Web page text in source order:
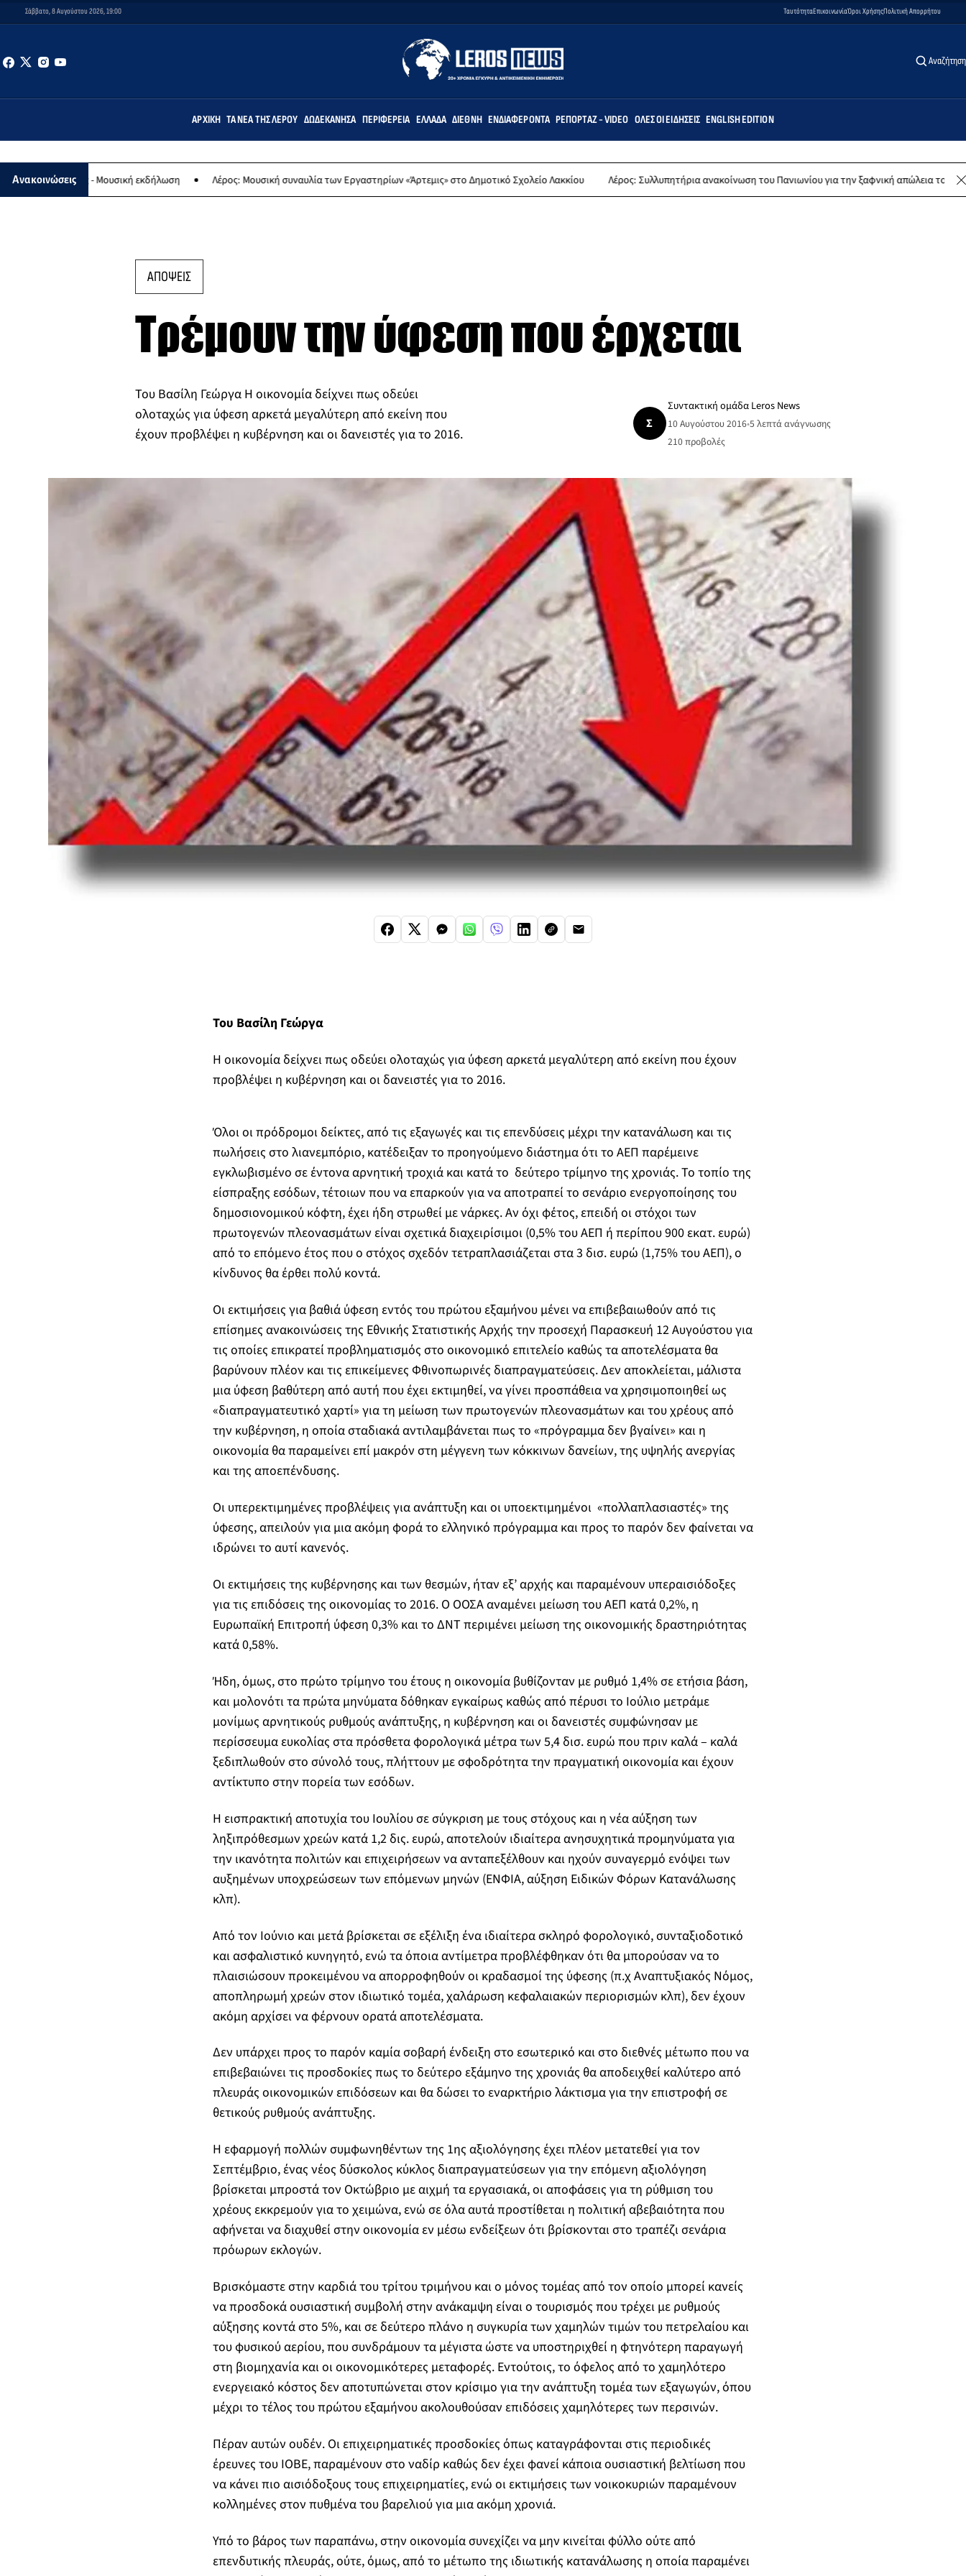
Σάββατο, 8 Αυγούστου 2026, 19:00 ΤαυτότηταΕπικοινωνίαΌροι ΧρήσηςΠολιτική Απορρήτου
Αναζήτηση
ΑΡΧΙΚΉ ΤΑ ΝΈΑ ΤΗΣ ΛΈΡΟΥ ΔΩΔΕΚΆΝΗΣΑ ΠΕΡΙΦΈΡΕΙΑ ΕΛΛΆΔΑ ΔΙΕΘΝΉ ΕΝΔΙΑΦΈΡΟΝΤΑ ΡΕΠΟΡΤΆΖ - VIDEO ΌΛΕΣ ΟΙ ΕΙΔΉΣΕΙΣ ENGLISH EDITION
Ανακοινώσεις
- Μουσική εκδήλωση Λέρος: Μουσική συναυλία των Εργαστηρίων «Άρτεμις» στο Δημοτικό Σχολείο Λακκίου Λέρος: Συλλυπητήρια ανακοίνωση του Πανιωνίου για την ξαφνική απώλεια του Δημήτρη
ΑΠΟΨΕΙΣ
Τρέμουν την ύφεση που έρχεται
Του Βασίλη Γεώργα Η οικονομία δείχνει πως οδεύει
ολοταχώς για ύφεση αρκετά μεγαλύτερη από εκείνη που
έχουν προβλέψει η κυβέρνηση και οι δανειστές για το 2016.
Σ
Συντακτική ομάδα Leros News
10 Αυγούστου 2016•5 λεπτά ανάγνωσης
210προβολές
Του Βασίλη Γεώργα
Η οικονομία δείχνει πως οδεύει ολοταχώς για ύφεση αρκετά μεγαλύτερη από εκείνη που έχουν
προβλέψει η κυβέρνηση και οι δανειστές για το 2016.
Όλοι οι πρόδρομοι δείκτες, από τις εξαγωγές και τις επενδύσεις μέχρι την κατανάλωση και τις
πωλήσεις στο λιανεμπόριο, κατέδειξαν το προηγούμενο διάστημα ότι το ΑΕΠ παρέμεινε
εγκλωβισμένο σε έντονα αρνητική τροχιά και κατά το δεύτερο τρίμηνο της χρονιάς. Το τοπίο της
είσπραξης εσόδων, τέτοιων που να επαρκούν για να αποτραπεί το σενάριο ενεργοποίησης του
δημοσιονομικού κόφτη, έχει ήδη στρωθεί με νάρκες. Αν όχι φέτος, επειδή οι στόχοι των
πρωτογενών πλεονασμάτων είναι σχετικά διαχειρίσιμοι (0,5% του ΑΕΠ ή περίπου 900 εκατ. ευρώ)
από το επόμενο έτος που ο στόχος σχεδόν τετραπλασιάζεται στα 3 δισ. ευρώ (1,75% του ΑΕΠ), ο
κίνδυνος θα έρθει πολύ κοντά.
Οι εκτιμήσεις για βαθιά ύφεση εντός του πρώτου εξαμήνου μένει να επιβεβαιωθούν από τις
επίσημες ανακοινώσεις της Εθνικής Στατιστικής Αρχής την προσεχή Παρασκευή 12 Αυγούστου για
τις οποίες επικρατεί προβληματισμός στο οικονομικό επιτελείο καθώς τα αποτελέσματα θα
βαρύνουν πλέον και τις επικείμενες Φθινοπωρινές διαπραγματεύσεις. Δεν αποκλείεται, μάλιστα
μια ύφεση βαθύτερη από αυτή που έχει εκτιμηθεί, να γίνει προσπάθεια να χρησιμοποιηθεί ως
«διαπραγματευτικό χαρτί» για τη μείωση των πρωτογενών πλεονασμάτων και του χρέους από
την κυβέρνηση, η οποία σταδιακά αντιλαμβάνεται πως το «πρόγραμμα δεν βγαίνει» και η
οικονομία θα παραμείνει επί μακρόν στη μέγγενη των κόκκινων δανείων, της υψηλής ανεργίας
και της αποεπένδυσης.
Οι υπερεκτιμημένες προβλέψεις για ανάπτυξη και οι υποεκτιμημένοι «πολλαπλασιαστές» της
ύφεσης, απειλούν για μια ακόμη φορά το ελληνικό πρόγραμμα και προς το παρόν δεν φαίνεται να
ιδρώνει το αυτί κανενός.
Οι εκτιμήσεις της κυβέρνησης και των θεσμών, ήταν εξ’ αρχής και παραμένουν υπεραισιόδοξες
για τις επιδόσεις της οικονομίας το 2016. Ο ΟΟΣΑ αναμένει μείωση του ΑΕΠ κατά 0,2%, η
Ευρωπαϊκή Επιτροπή ύφεση 0,3% και το ΔΝΤ περιμένει μείωση της οικονομικής δραστηριότητας
κατά 0,58%.
Ήδη, όμως, στο πρώτο τρίμηνο του έτους η οικονομία βυθίζονταν με ρυθμό 1,4% σε ετήσια βάση,
και μολονότι τα πρώτα μηνύματα δόθηκαν εγκαίρως καθώς από πέρυσι το Ιούλιο μετράμε
μονίμως αρνητικούς ρυθμούς ανάπτυξης, η κυβέρνηση και οι δανειστές συμφώνησαν με
περίσσευμα ευκολίας στα πρόσθετα φορολογικά μέτρα των 5,4 δισ. ευρώ που πριν καλά – καλά
ξεδιπλωθούν στο σύνολό τους, πλήττουν με σφοδρότητα την πραγματική οικονομία και έχουν
αντίκτυπο στην πορεία των εσόδων.
Η εισπρακτική αποτυχία του Ιουλίου σε σύγκριση με τους στόχους και η νέα αύξηση των
ληξιπρόθεσμων χρεών κατά 1,2 δις. ευρώ, αποτελούν ιδιαίτερα ανησυχητικά προμηνύματα για
την ικανότητα πολιτών και επιχειρήσεων να ανταπεξέλθουν και ηχούν συναγερμό ενόψει των
αυξημένων υποχρεώσεων των επόμενων μηνών (ΕΝΦΙΑ, αύξηση Ειδικών Φόρων Κατανάλωσης
κλπ).
Από τον Ιούνιο και μετά βρίσκεται σε εξέλιξη ένα ιδιαίτερα σκληρό φορολογικό, συνταξιοδοτικό
και ασφαλιστικό κυνηγητό, ενώ τα όποια αντίμετρα προβλέφθηκαν ότι θα μπορούσαν να το
πλαισιώσουν προκειμένου να απορροφηθούν οι κραδασμοί της ύφεσης (π.χ Αναπτυξιακός Νόμος,
αποπληρωμή χρεών στον ιδιωτικό τομέα, χαλάρωση κεφαλαιακών περιορισμών κλπ), δεν έχουν
ακόμη αρχίσει να φέρνουν ορατά αποτελέσματα.
Δεν υπάρχει προς το παρόν καμία σοβαρή ένδειξη στο εσωτερικό και στο διεθνές μέτωπο που να
επιβεβαιώνει τις προσδοκίες πως το δεύτερο εξάμηνο της χρονιάς θα αποδειχθεί καλύτερο από
πλευράς οικονομικών επιδόσεων και θα δώσει το εναρκτήριο λάκτισμα για την επιστροφή σε
θετικούς ρυθμούς ανάπτυξης.
Η εφαρμογή πολλών συμφωνηθέντων της 1ης αξιολόγησης έχει πλέον μετατεθεί για τον
Σεπτέμβριο, ένας νέος δύσκολος κύκλος διαπραγματεύσεων για την επόμενη αξιολόγηση
βρίσκεται μπροστά τον Οκτώβριο με αιχμή τα εργασιακά, οι αποφάσεις για τη ρύθμιση του
χρέους εκκρεμούν για το χειμώνα, ενώ σε όλα αυτά προστίθεται η πολιτική αβεβαιότητα που
αφήνεται να διαχυθεί στην οικονομία εν μέσω ενδείξεων ότι βρίσκονται στο τραπέζι σενάρια
πρόωρων εκλογών.
Βρισκόμαστε στην καρδιά του τρίτου τριμήνου και ο μόνος τομέας από τον οποίο μπορεί κανείς
να προσδοκά ουσιαστική συμβολή στην ανάκαμψη είναι ο τουρισμός που τρέχει με ρυθμούς
αύξησης κοντά στο 5%, και σε δεύτερο πλάνο η συγκυρία των χαμηλών τιμών του πετρελαίου και
του φυσικού αερίου, που συνδράμουν τα μέγιστα ώστε να υποστηριχθεί η φτηνότερη παραγωγή
στη βιομηχανία και οι οικονομικότερες μεταφορές. Εντούτοις, το όφελος από το χαμηλότερο
ενεργειακό κόστος δεν αποτυπώνεται στον κρίσιμο για την ανάπτυξη τομέα των εξαγωγών, όπου
μέχρι το τέλος του πρώτου εξαμήνου ακολουθούσαν επιδόσεις χαμηλότερες των περσινών.
Πέραν αυτών ουδέν. Οι επιχειρηματικές προσδοκίες όπως καταγράφονται στις περιοδικές
έρευνες του ΙΟΒΕ, παραμένουν στο ναδίρ καθώς δεν έχει φανεί κάποια ουσιαστική βελτίωση που
να κάνει πιο αισιόδοξους τους επιχειρηματίες, ενώ οι εκτιμήσεις των νοικοκυριών παραμένουν
κολλημένες στον πυθμένα του βαρελιού για μια ακόμη χρονιά.
Υπό το βάρος των παραπάνω, στην οικονομία συνεχίζει να μην κινείται φύλλο ούτε από
επενδυτικής πλευράς, ούτε, όμως, από το μέτωπο της ιδιωτικής κατανάλωσης η οποία παραμένει